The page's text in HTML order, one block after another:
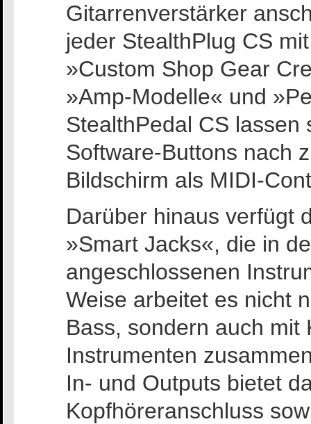
Gitarrenverstärker
jeder StealthPlug CS
»Custom Shop Gear
»Amp-Modelle« und
StealthPedal CS
Software-Buttons nach
Bildschirm als MIDI-
Darüber hinaus verfügt
»Smart Jacks«, die in
angeschlossenen
Weise arbeitet es nicht
Bass, sondern auch
Instrumenten
In- und Outputs bietet
Kopfhöreranschluss